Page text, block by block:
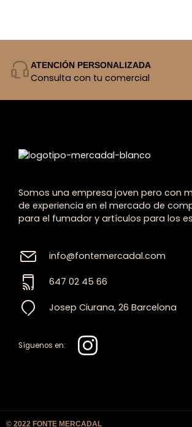
ATENCIÓN PERSONALIZADA
Consulta con tu comercial
Somos una empresa joven pero con
de experiencia en el mercado de
para el fumador y artículos para los
info@fontemercadal.com
647 02 45 66
Josep Ciurana, 26 Barcelona
Síguenos en:
© 2022 FONTE MERCADAL